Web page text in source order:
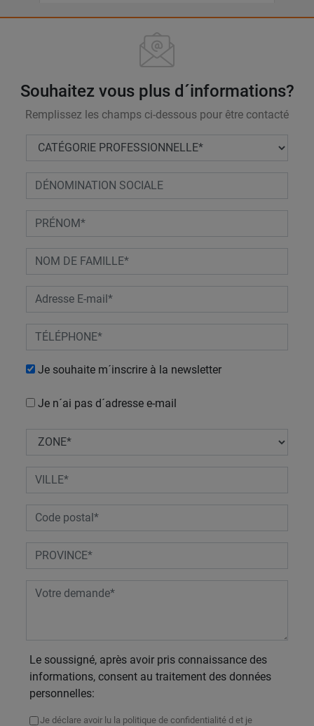
Souhaitez vous plus d´informations?
Remplissez les champs ci-dessous pour être contacté
Je souhaite m´inscrire à la newsletter
Je n´ai pas d´adresse e-mail
Le soussigné, après avoir pris connaissance des
informations, consent au traitement des données
personnelles:
Je déclare avoir lu la politique de confidentialité d et je